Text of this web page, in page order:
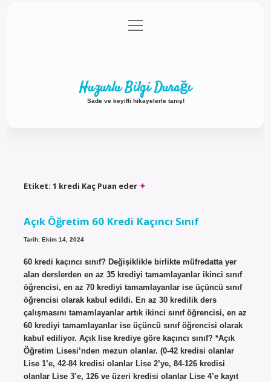
Gizlilik Politikası
menüyü
aç
Huzurlu Bilgi Durağı
Sade ve keyifli hikayelerle tanış!
Etiket: 1 kredi Kaç Puan eder
Açık Öğretim 60 Kredi Kaçıncı Sınıf
Tarih: Ekim 14, 2024
60 kredi kaçıncı sınıf? Değişiklikle birlikte müfredatta yer
alan derslerden en az 35 krediyi tamamlayanlar ikinci sınıf
öğrencisi, en az 70 krediyi tamamlayanlar ise üçüncü sınıf
öğrencisi olarak kabul edildi. En az 30 kredilik ders
çalışmasını tamamlayanlar artık ikinci sınıf öğrencisi, en az
60 krediyi tamamlayanlar ise üçüncü sınıf öğrencisi olarak
kabul ediliyor. Açık lise krediye göre kaçıncı sınıf? *Açık
Öğretim Lisesi’nden mezun olanlar. (0-42 kredisi olanlar
Lise 1’e, 42-84 kredisi olanlar Lise 2’ye, 84-126 kredisi
olanlar Lise 3’e, 126 ve üzeri kredisi olanlar Lise 4’e kayıt